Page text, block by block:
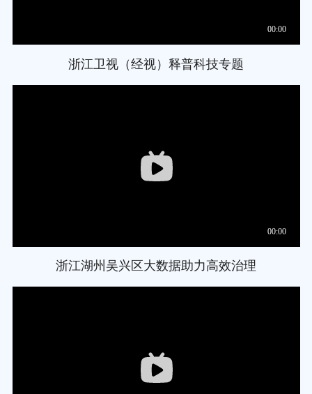
浙江卫视（经视）释普科技专题
浙江湖州吴兴区大数据助力高效治理